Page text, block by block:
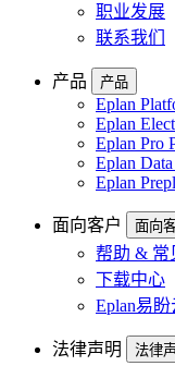
职业发展
联系我们
产品 产品
Eplan
Eplan
Eplan Pro
Eplan
Eplan
面向客户 面向
帮助 & 常
下载中心
Eplan易
法律声明 法律